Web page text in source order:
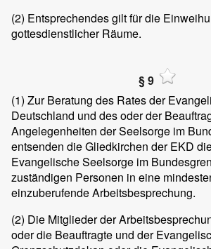
(2) Entsprechendes gilt für die
gottesdienstlicher Räume.
§ 9
(1) Zur Beratung des Rates der
Deutschland und des oder der
Angelegenheiten der Seelsorge im
entsenden die Gliedkirchen der EKD
Evangelische Seelsorge im
zuständigen Personen in eine
einzuberufende Arbeitsbesprechung.
(2) Die Mitglieder der
oder die Beauftragte und der